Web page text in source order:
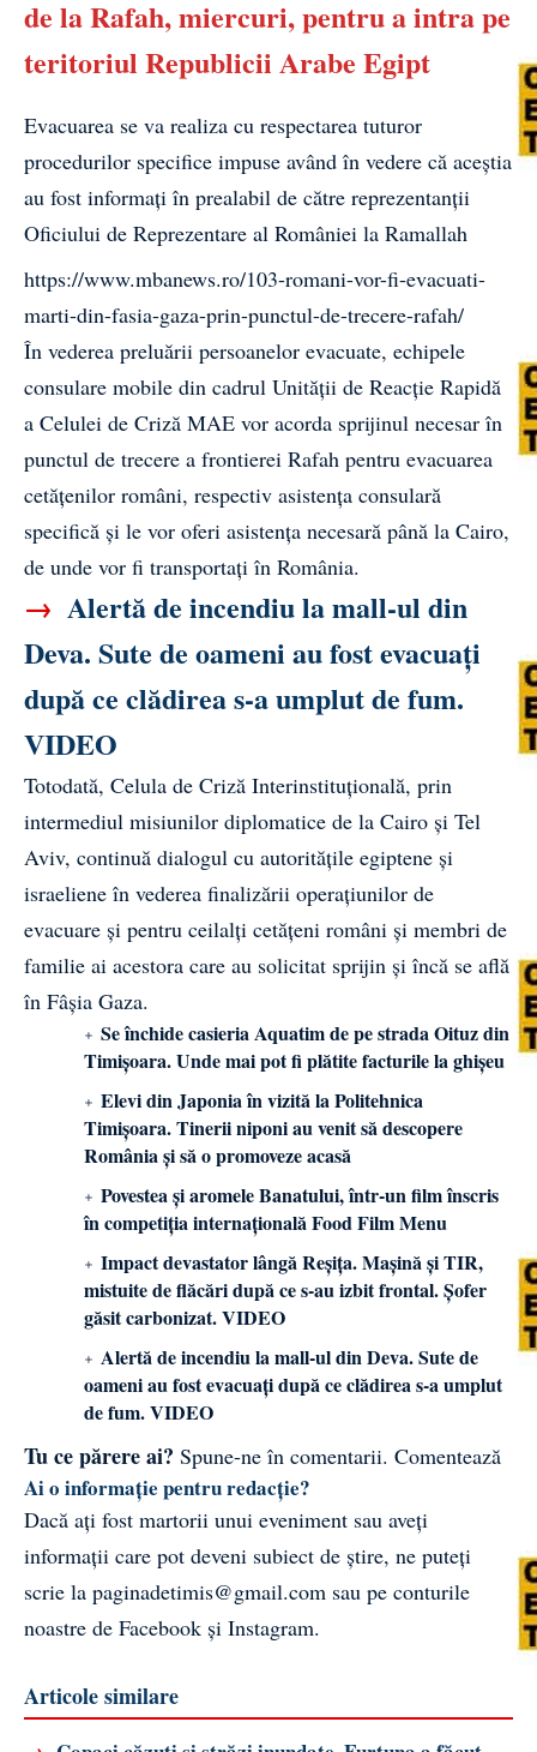
de la Rafah, miercuri, pentru a intra pe
teritoriul Republicii Arabe Egipt
Evacuarea se va realiza cu respectarea tuturor
procedurilor specifice impuse având în vedere că aceştia
au fost informaţi în prealabil de către reprezentanţii
Oficiului de Reprezentare al României la Ramallah
https://www.mbanews.ro/103-romani-vor-fi-evacuati-
marti-din-fasia-gaza-prin-punctul-de-trecere-rafah/
În vederea preluării persoanelor evacuate, echipele
consulare mobile din cadrul Unităţii de Reacţie Rapidă
a Celulei de Criză MAE vor acorda sprijinul necesar în
punctul de trecere a frontierei Rafah pentru evacuarea
cetăţenilor români, respectiv asistenţa consulară
specifică şi le vor oferi asistenţa necesară până la Cairo,
de unde vor fi transportaţi în România.
→ Alertă de incendiu la mall-ul din
Deva. Sute de oameni au fost evacuați
după ce clădirea s-a umplut de fum.
VIDEO
Totodată, Celula de Criză Interinstituţională, prin
intermediul misiunilor diplomatice de la Cairo şi Tel
Aviv, continuă dialogul cu autorităţile egiptene şi
israeliene în vederea finalizării operaţiunilor de
evacuare şi pentru ceilalţi cetăţeni români şi membri de
familie ai acestora care au solicitat sprijin şi încă se află
în Fâşia Gaza.
Se închide casieria Aquatim de pe strada Oituz din
Timișoara. Unde mai pot fi plătite facturile la ghișeu
Elevi din Japonia în vizită la Politehnica
Timișoara. Tinerii niponi au venit să descopere
România și să o promoveze acasă
Povestea și aromele Banatului, într-un film înscris
în competiția internațională Food Film Menu
Impact devastator lângă Reșița. Mașină și TIR,
mistuite de flăcări după ce s-au izbit frontal. Șofer
găsit carbonizat. VIDEO
Alertă de incendiu la mall-ul din Deva. Sute de
oameni au fost evacuați după ce clădirea s-a umplut
de fum. VIDEO
Tu ce părere ai? Spune-ne în comentarii. Comentează
Ai o informație pentru redacție?
Dacă ați fost martorii unui eveniment sau aveți
informații care pot deveni subiect de știre, ne puteți
scrie la paginadetimis@gmail.com sau pe conturile
noastre de Facebook și Instagram.
Articole similare